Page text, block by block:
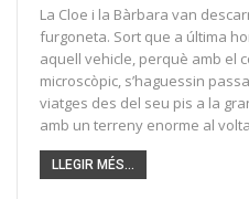
La Cloe i la Bàrbara van
furgoneta. Sort que a última
aquell vehicle, perquè amb el
microscòpic, s’haguessin
viatges des del seu pis a la
amb un terreny enorme al
LLEGIR MÉS...